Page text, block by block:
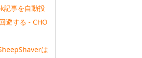
記事を自動投
避する - CHO
は